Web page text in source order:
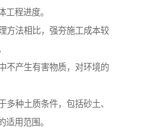
工程进度。
方法相比，强夯施工成本较
不产生有害物质，对环境的
多种土质条件，包括砂土、
适用范围。